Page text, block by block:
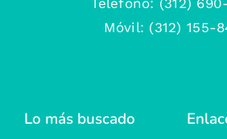
Móvil: (312) 155-
Lo más buscado